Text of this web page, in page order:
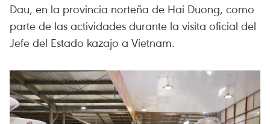
Dau, en la provincia norteña de Hai Duong, como
parte de las actividades durante la visita oficial del
Jefe del Estado kazajo a Vietnam.